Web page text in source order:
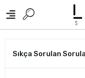
Sıkça Sorulan